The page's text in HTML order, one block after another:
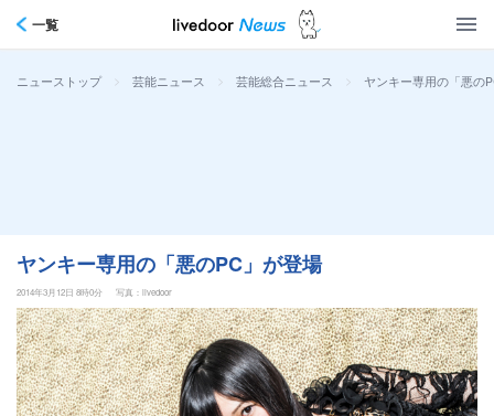
一覧
ニューストップ > 芸能ニュース > 芸能総合ニュース > ヤンキー専用の「悪の
ヤンキー専用の「悪のPC」が登場
2014年3月12日 8時0分 写真：livedoor